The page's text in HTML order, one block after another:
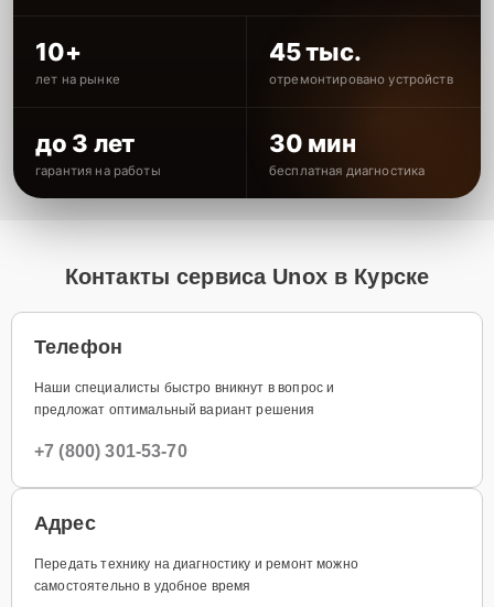
10+
лет на рынке
45 тыс.
отремонтировано устройств
до 3 лет
гарантия на работы
30 мин
бесплатная диагностика
Контакты сервиса Unox в Курске
Телефон
Наши специалисты быстро вникнут в вопрос и
предложат оптимальный вариант решения
+7 (800) 301-53-70
Адрес
Передать технику на диагностику и ремонт можно
самостоятельно в удобное время